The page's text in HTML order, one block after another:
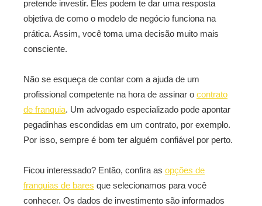
pretende investir. Eles podem te dar uma resposta
objetiva de como o modelo de negócio funciona na
prática. Assim, você toma uma decisão muito mais
consciente.
Não se esqueça de contar com a ajuda de um
profissional competente na hora de assinar o contrato
de franquia. Um advogado especializado pode apontar
pegadinhas escondidas em um contrato, por exemplo.
Por isso, sempre é bom ter alguém confiável por perto.
Ficou interessado? Então, confira as opções de
franquias de bares que selecionamos para você
conhecer. Os dados de investimento são informados